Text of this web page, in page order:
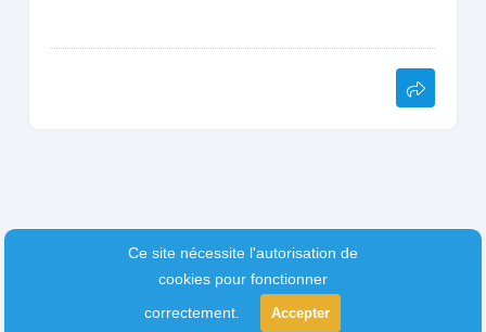
Ce site nécessite l'autorisation de
cookies pour fonctionner
correctement.
Accepter